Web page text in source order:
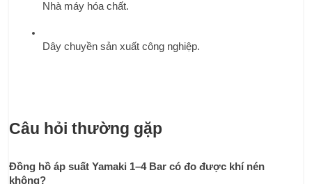
Nhà máy hóa chất.
Dây chuyền sản xuất công nghiệp.
Câu hỏi thường gặp
Đồng hồ áp suất Yamaki 1–4 Bar có đo được khí nén
không?